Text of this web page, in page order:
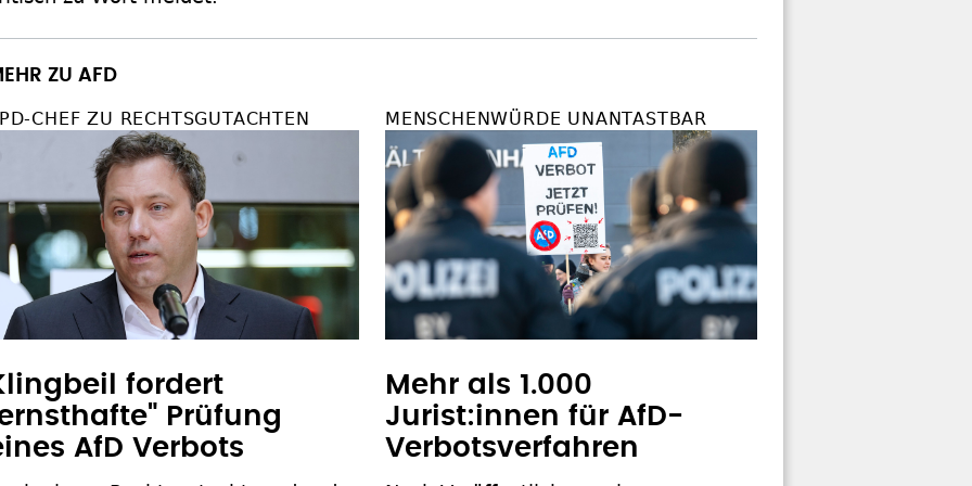
ZU AFD
CHEF ZU RECHTSGUTACHTEN
fordert
Prüfung
AfD Verbots
MENSCHENWÜRDE UNANTASTBAR
Mehr als 1.000
Jurist:innen für AfD-
Verbotsverfahren